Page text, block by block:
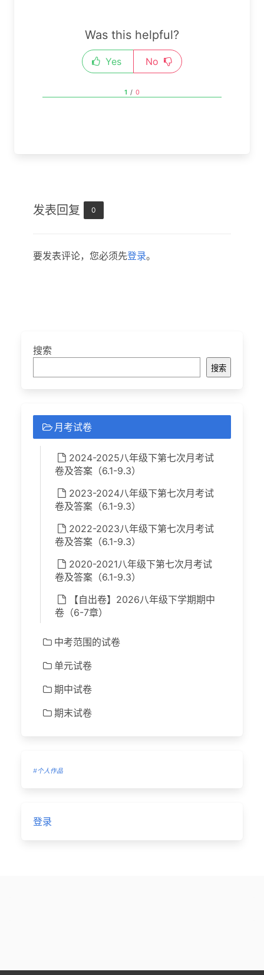
Was this helpful?
Yes No
1 / 0
发表回复 0
要发表评论，您必须先登录。
搜索
搜索
月考试卷
2024-2025八年级下第七次月考试
卷及答案（6.1-9.3）
2023-2024八年级下第七次月考试
卷及答案（6.1-9.3）
2022-2023八年级下第七次月考试
卷及答案（6.1-9.3）
2020-2021八年级下第七次月考试
卷及答案（6.1-9.3）
【自出卷】2026八年级下学期期中
卷（6-7章）
中考范围的试卷
单元试卷
期中试卷
期末试卷
#个人作品
登录